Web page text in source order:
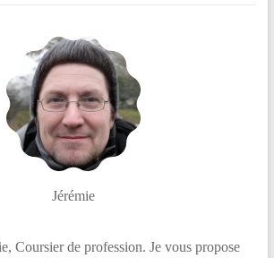
Jérémie
Coursier de profession. Je vous propose